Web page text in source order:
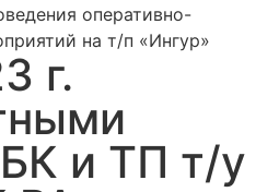
оперативно-
на т/п «Ингур»
г.
и ТП т/у